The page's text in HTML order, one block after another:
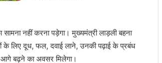
नहीं करना पड़ेगा। मुख्यमंत्री लाड़ली बहना
के लिए दूध, फल, दवाई लाने, उनकी पढ़ाई के प्रबंध
आगे बढ़ने का अवसर मिलेगा।